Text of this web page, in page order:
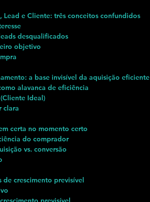
Lead e Cliente: três conceitos confundidos
desqualificados
objetivo
a base invisível da aquisição eficiente
alavanca de eficiência
Ideal)
clara
certa no momento certo
do comprador
vs. conversão
crescimento previsível